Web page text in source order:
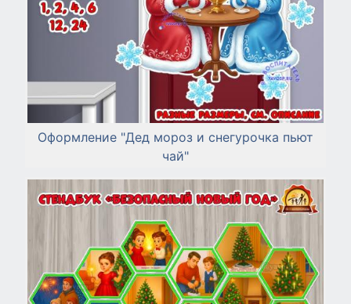
Оформление "Дед мороз и снегурочка пьют
чай"